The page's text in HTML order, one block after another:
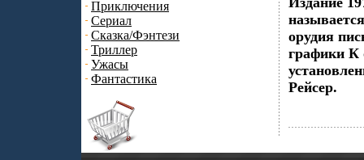
Приключения
Сериал
Сказка/Фэнтези
Триллер
Ужасы
Фантастика
орудия
графики К
Рейсер.